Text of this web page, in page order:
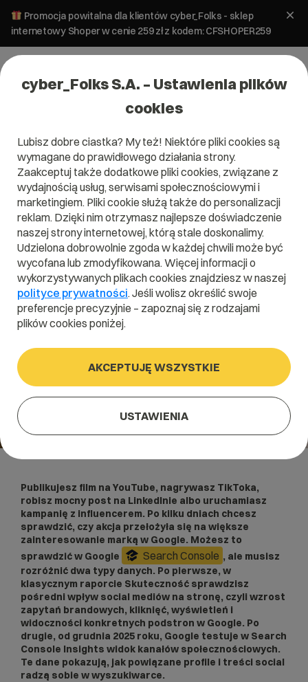
Promocja powitalna dla klientów cyber_Folks - sklep
internetowy Shoper w cenie 259 zł z kodem: CFSHOPER259
Analityka SEO i SEM
Social media w Google Search
Console. Nowość
13 maja 2026 ok.7min
Publikujesz film na YouTube, nagrywasz TikToka,
robisz mocny post na LinkedInie albo uruchamiasz
kampanię z influencerem. Po kilku dniach chcesz
sprawdzić, czy akcja przełożyła się na większe
zainteresowanie marką w Google. Możesz to
sprawdzić w Google
Search Console , ale musisz
rozróżnić dwa typy danych. Po pierwsze, w
klasycznym raporcie Skuteczność sprawdzisz
pośredni wpływ social mediów na stronę, czyli wzrost
zapytań brandowych, kliknięć, wyświetleń i
widoczności konkretnych podstron w Google. Po
drugie, od grudnia 2025 roku, Google testuje w Search
Console Insights widok kanałów społecznościowych.
Te dane pokazują, jak powiązane profile i treści social
radzą sobie w wyszukiwarce.
cyber_Folks S.A. – Ustawienia plików
cookies
Lubisz dobre ciastka? My też! Niektóre pliki cookies są
wymagane do prawidłowego działania strony.
Zaakceptuj także dodatkowe pliki cookies, związane z
wydajnością usług, serwisami społecznościowymi i
marketingiem. Pliki cookie służą także do personalizacji
reklam. Dzięki nim otrzymasz najlepsze doświadczenie
naszej strony internetowej, którą stale doskonalimy.
Udzielona dobrowolnie zgoda w każdej chwili może być
wycofana lub zmodyfikowana. Więcej informacji o
wykorzystywanych plikach cookies znajdziesz w naszej
polityce prywatności. Jeśli wolisz określić swoje
preferencje precyzyjnie – zapoznaj się z rodzajami
plików cookies poniżej.
AKCEPTUJĘ WSZYSTKIE
USTAWIENIA